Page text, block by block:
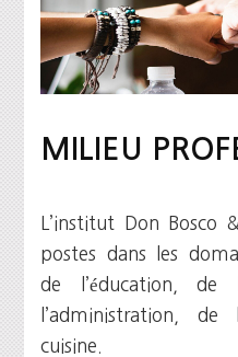
MILIEU
L’institut Don Bosco
postes dans les
de l’éducation, de
l’administration,
cuisine.